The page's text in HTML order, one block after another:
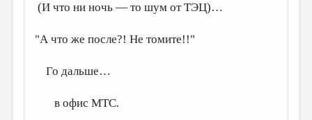
ДАЙДЖЕСТ
ПРОИЗВЕДЕНИЯ
ПЕРЕВОДЫ
ДЕТСКАЯ КОМНАТА
(И что ни ночь — то шум от ТЭЦ)…
"А что же после?! Не томите!!"
Го дальше…
в офис MTC.